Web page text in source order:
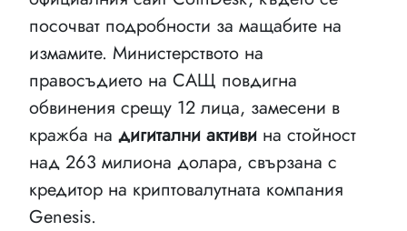
посочват подробности за мащабите на
измамите. Министерството на
правосъдието на САЩ повдигна
обвинения срещу 12 лица, замесени в
кражба на дигитални активи на стойност
над 263 милиона долара, свързана с
кредитор на криптовалутната компания
Genesis.